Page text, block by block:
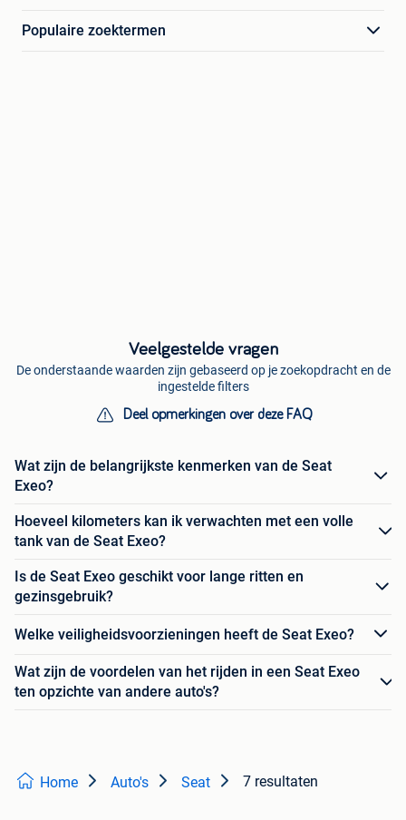
Populaire zoektermen
Veelgestelde vragen
De onderstaande waarden zijn gebaseerd op je zoekopdracht en de
ingestelde filters
Deel opmerkingen over deze FAQ
Wat zijn de belangrijkste kenmerken van de Seat
Exeo?
Hoeveel kilometers kan ik verwachten met een volle
tank van de Seat Exeo?
Is de Seat Exeo geschikt voor lange ritten en
gezinsgebruik?
Welke veiligheidsvoorzieningen heeft de Seat Exeo?
Wat zijn de voordelen van het rijden in een Seat Exeo
ten opzichte van andere auto's?
Home Auto's Seat 7 resultaten